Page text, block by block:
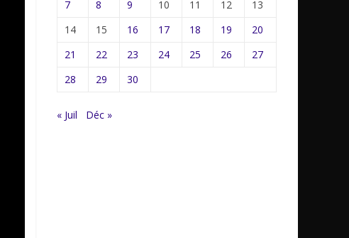
7
8 9 10 11 12
13
14
15 16 17 18 19
20
21
22 23 24 25 26
27
28
29 30
« Juil Déc »